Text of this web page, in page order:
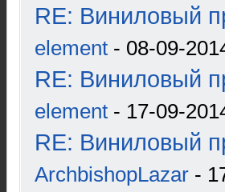
RE: Виниловый
element - 08-09-
RE: Виниловый
element - 17-09-
RE: Виниловый
ArchbishopLazar -